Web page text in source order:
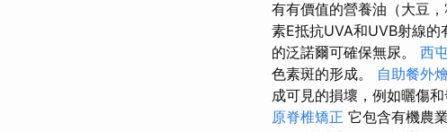
有有價值的營養油（大豆
素E抵抗UVA和UVB射線的
的泛諾爾可確保無尿。 西
色素斑的形成。 自助餐外燴
成可見的損壞，例如曬傷
原脊椎矯正 它包含有機農